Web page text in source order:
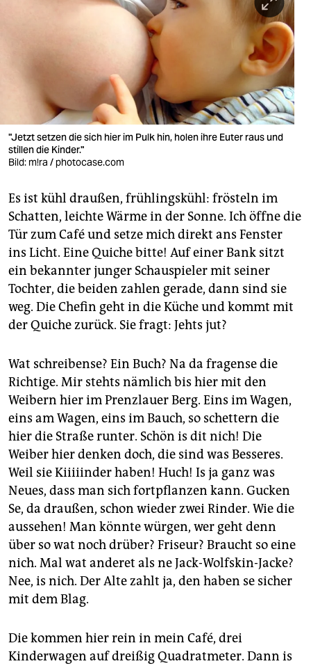
wahrheit
veranstaltungen
shop
fragen & hilfe
unterstützen
abo
genossenschaft
epaper login
"Jetzt setzen die sich hier im Pulk hin, holen ihre Euter raus und
stillen die Kinder."
Bild: m!ra / photocase.com
Es ist kühl draußen, frühlingskühl: frösteln im
Schatten, leichte Wärme in der Sonne. Ich öffne die
Tür zum Café und setze mich direkt ans Fenster
ins Licht. Eine Quiche bitte! Auf einer Bank sitzt
ein bekannter junger Schauspieler mit seiner
Tochter, die beiden zahlen gerade, dann sind sie
weg. Die Chefin geht in die Küche und kommt mit
der Quiche zurück. Sie fragt: Jehts jut?
Wat schreibense? Ein Buch? Na da fragense die
Richtige. Mir stehts nämlich bis hier mit den
Weibern hier im Prenzlauer Berg. Eins im Wagen,
eins am Wagen, eins im Bauch, so schettern die
hier die Straße runter. Schön is dit nich! Die
Weiber hier denken doch, die sind was Besseres.
Weil sie Kiiiiinder haben! Huch! Is ja ganz was
Neues, dass man sich fortpflanzen kann. Gucken
Se, da draußen, schon wieder zwei Rinder. Wie die
aussehen! Man könnte würgen, wer geht denn
über so wat noch drüber? Friseur? Braucht so eine
nich. Mal wat anderet als ne Jack-Wolfskin-Jacke?
Nee, is nich. Der Alte zahlt ja, den haben se sicher
mit dem Blag.
Die kommen hier rein in mein Café, drei
Kinderwagen auf dreißig Quadratmeter. Dann is